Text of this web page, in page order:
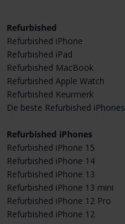
Refurbished
Refurbished iPhone
Refurbished iPad
Refurbished MacBook
Refurbished Apple Watch
Refurbished Keurmerk
De beste Refurbished iPhones
Refurbished iPhones
Refurbished iPhone 15
Refurbished iPhone 14
Refurbished iPhone 13
Refurbished iPhone 13 mini
Refurbished iPhone 12 Pro
Refurbished iPhone 12